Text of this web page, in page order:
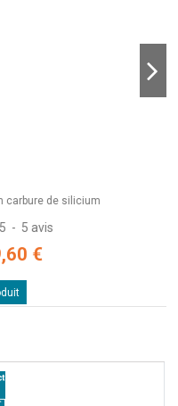
de silicium
- 5avis
€